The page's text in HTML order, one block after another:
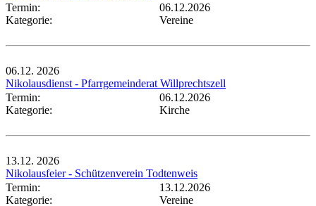
Termin:
06.12.2026
Kategorie:
Vereine
06.12. 2026
Nikolausdienst - Pfarrgemeinderat Willprechtszell
Termin:
06.12.2026
Kategorie:
Kirche
13.12. 2026
Nikolausfeier - Schützenverein Todtenweis
Termin:
13.12.2026
Kategorie:
Vereine